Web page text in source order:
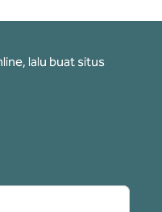
lalu buat situs